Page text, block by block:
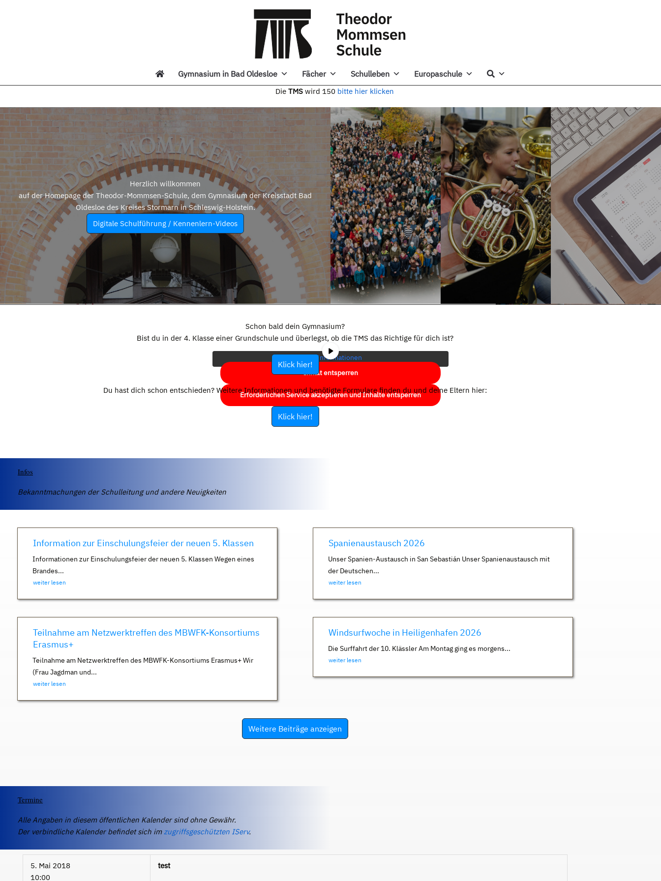
Gymnasium in Bad Oldesloe Fächer Schulleben Europaschule
Die TMS wird 150 bitte hier klicken
Herzlich willkommen
auf der Homepage der Theodor-Mommsen-Schule, dem Gymnasium der Kreisstadt Bad
Oldesloe des Kreises Stormarn in Schleswig-Holstein.
Digitale Schulführung / Kennenlern-Videos
eigentlichen Inhalt zuzugreifen, klicken Sie auf die Schaltfläche unten.
Bitte beachten Sie, dass dabei Daten an Drittanbieter weitergegeben
werden.
Mehr Informationen
Inhalt entsperren
Erforderlichen Service akzeptieren und Inhalte entsperren
Schon bald dein Gymnasium?
Bist du in der 4. Klasse einer Grundschule und überlegst, ob die TMS das Richtige für dich ist?
Klick hier!
Du hast dich schon entschieden? Weitere Informationen und benötigte Formulare finden du und deine Eltern hier:
Klick hier!
Infos
Bekanntmachungen der Schulleitung und andere Neuigkeiten
Information zur Einschulungsfeier der neuen 5. Klassen
Informationen zur Einschulungsfeier der neuen 5. Klassen Wegen eines
Brandes...
weiter lesen
Spanienaustausch 2026
Unser Spanien-Austausch in San Sebastián Unser Spanienaustausch mit
der Deutschen...
weiter lesen
Teilnahme am Netzwerktreffen des MBWFK-Konsortiums
Erasmus+
Teilnahme am Netzwerktreffen des MBWFK-Konsortiums Erasmus+ Wir
(Frau Jagdman und...
weiter lesen
Windsurfwoche in Heiligenhafen 2026
Die Surffahrt der 10. Klässler Am Montag ging es morgens...
weiter lesen
Weitere Beiträge anzeigen
Termine
Alle Angaben in diesem öffentlichen Kalender sind ohne Gewähr.
Der verbindliche Kalender befindet sich imzugriffsgeschützten IServ.
5. Mai 2018
10:00
test